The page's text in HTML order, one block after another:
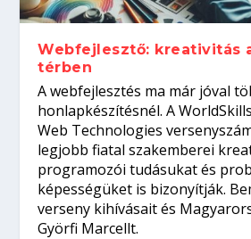
állásinterjúra...
világversenyt...
Webfejlesztő: kreativitás
térben
A webfejlesztés ma már jóval
honlapkészítésnél. A
Web Technologies
legjobb fiatal szakemberei
programozói tudásukat és
képességüket is bizonyítják.
verseny kihívásait és
Györfi Marcellt.